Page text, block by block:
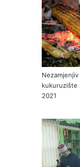
kukuruzište
2021